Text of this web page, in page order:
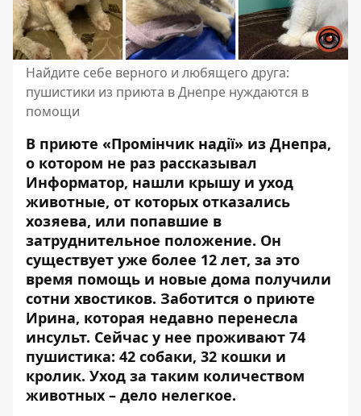
Найдите себе верного и любящего друга:
пушистики из приюта в Днепре нуждаются в
помощи
В приюте «Промінчик надії» из Днепра,
о котором не раз рассказывал
Информатор, нашли крышу и уход
животные, от которых отказались
хозяева, или попавшие в
затруднительное положение. Он
существует уже более 12 лет, за это
время помощь и новые дома получили
сотни хвостиков. Заботится о приюте
Ирина, которая недавно перенесла
инсульт. Сейчас у нее проживают 74
пушистика: 42 собаки, 32 кошки и
кролик. Уход за таким количеством
животных – дело нелегкое.